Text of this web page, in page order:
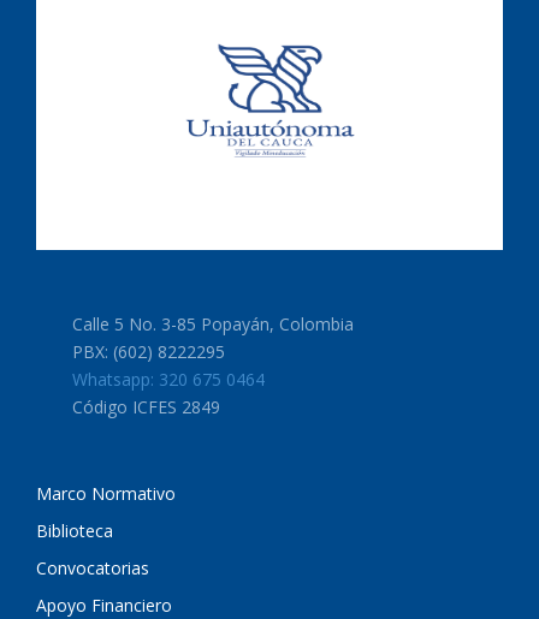
Calle 5 No. 3-85 Popayán, Colombia
PBX: (602) 8222295
Whatsapp: 320 675 0464
Código ICFES 2849
Marco Normativo
Biblioteca
Convocatorias
Apoyo Financiero